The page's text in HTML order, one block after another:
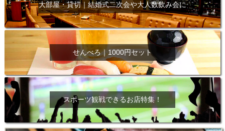
大部屋・貸切｜結婚式二次会や大人数飲み会に
せんべろ｜1000円セット
スポーツ観戦できるお店特集！